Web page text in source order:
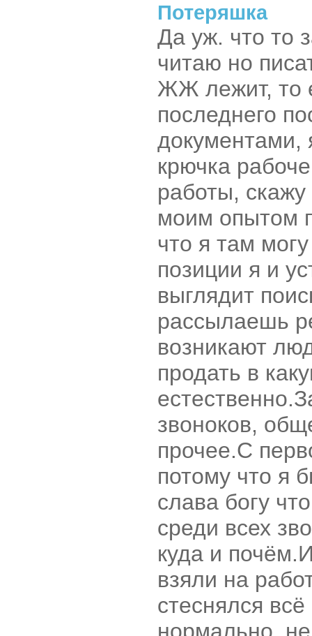
Потеряшка
Да уж. что то
читаю но
ЖЖ лежит, то
последнего
документами,
крючка
работы,
моим опытом
что я там
позиции я и
выглядит
рассылаешь
возникают
продать в
звоноков,
прочее.С
потому что я
слава богу
среди всех
куда и
взяли на
стеснялся